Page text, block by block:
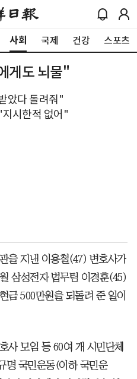
사회 국제 건강 스포츠
게도 뇌물"
았다 돌려줘"
시한적 없어"
을 지낸 이용철(47) 변호사가
삼성전자 법무팀 이경훈(45)
금 500만원을 되돌려 준 일이
사 모임 등 60여 개 시민단체
명 국민운동(이하 국민운